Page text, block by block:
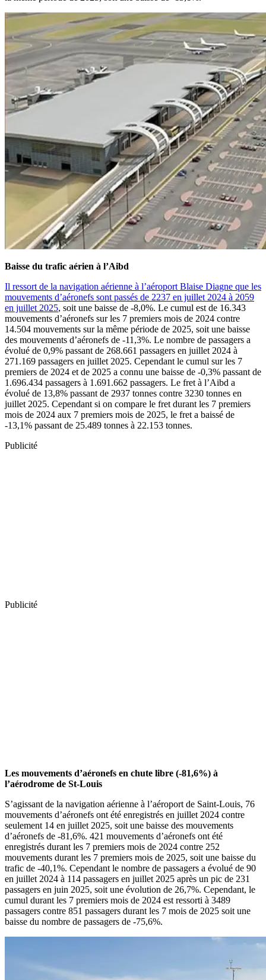
Baisse du trafic aérien à l’Aibd
Il ressort de la navigation aérienne à l’aéroport Blaise Diagne que les
mouvements d’aéronefs sont passés de 2237 en juillet 2024 à 2059
en juillet 2025, soit une baisse de -8,0%. Le cumul est de 16.343
mouvements d’aéronefs sur les 7 premiers mois de 2024 contre
14.504 mouvements sur la même période de 2025, soit une baisse
des mouvements d’aéronefs de -11,3%. Le nombre de passagers a
évolué de 0,9% passant de 268.661 passagers en juillet 2024 à
271.169 passagers en juillet 2025. Cependant le cumul sur les 7
premiers de 2024 et de 2025 a connu une baisse de -0,3% passant de
1.696.434 passagers à 1.691.662 passagers. Le fret à l’Aibd a
évolué de 13,8% passant de 2937 tonnes contre 3230 tonnes en
juillet 2025. Cependant si on compare le fret durant les 7 premiers
mois de 2024 aux 7 premiers mois de 2025, le fret a baissé de
-13,1% passant de 25.489 tonnes à 22.153 tonnes.
Publicité
Publicité
Les mouvements d’aéronefs en chute libre (-81,6%) à
l’aérodrome de St-Louis
S’agissant de la navigation aérienne à l’aéroport de Saint-Louis, 76
mouvements d’aéronefs ont été enregistrés en juillet 2024 contre
seulement 14 en juillet 2025, soit une baisse des mouvements
d’aéronefs de -81,6%. 421 mouvements d’aéronefs ont été
enregistrés durant les 7 premiers mois de 2024 contre 252
mouvements durant les 7 premiers mois de 2025, soit une baisse du
trafic de -40,1%. Cependant le nombre de passagers a évolué de 90
en juillet 2024 à 114 passagers en juillet 2025 après un pic de 231
passagers en juin 2025, soit une évolution de 26,7%. Cependant, le
cumul durant les 7 premiers mois de 2024 est ressorti à 3489
passagers contre 851 passagers durant les 7 mois de 2025 soit une
baisse du nombre de passagers de -75,6%.